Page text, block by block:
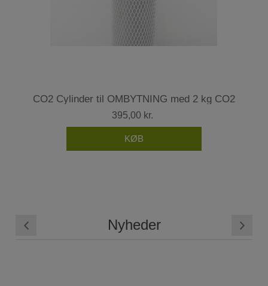
CO2 Cylinder til OMBYTNING med 2 kg CO2
395,00 kr.
Nyheder